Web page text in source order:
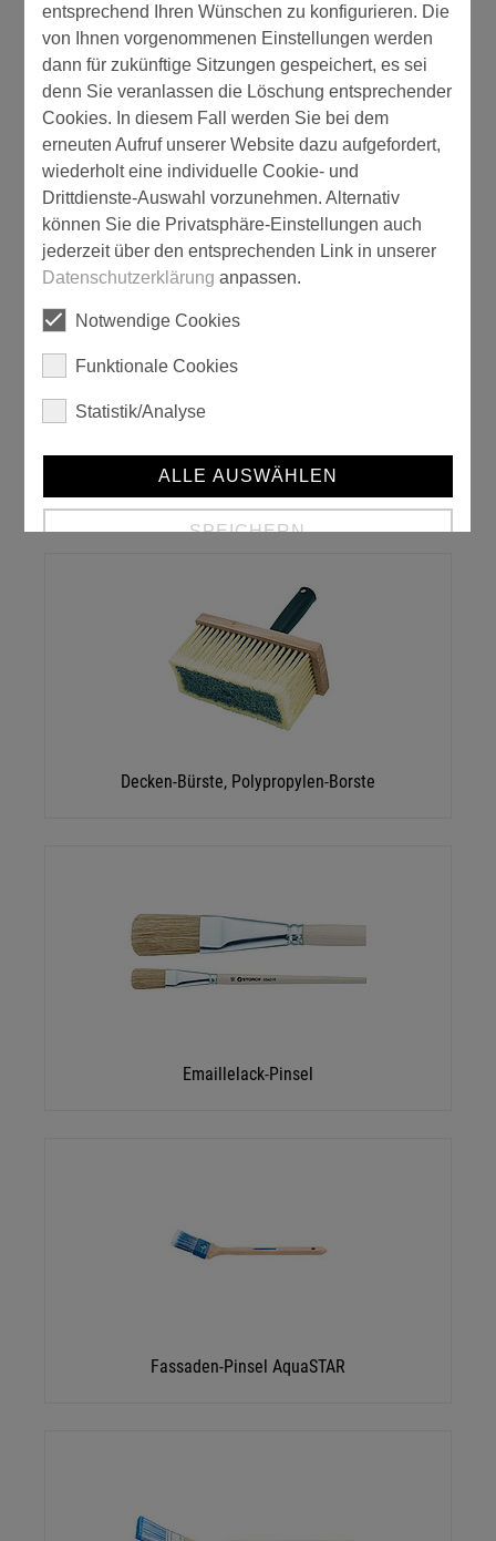
Decken-Bürste
Decken-Bürste, "Silverpren"-Borste
Decken-Bürste, Polypropylen-Borste
Emaillelack-Pinsel
Fassaden-Pinsel AquaSTAR
entsprechend Ihren Wünschen zu konfigurieren. Die
von Ihnen vorgenommenen Einstellungen werden
dann für zukünftige Sitzungen gespeichert, es sei
denn Sie veranlassen die Löschung entsprechender
Cookies. In diesem Fall werden Sie bei dem
erneuten Aufruf unserer Website dazu aufgefordert,
wiederholt eine individuelle Cookie- und
Drittdienste-Auswahl vorzunehmen. Alternativ
können Sie die Privatsphäre-Einstellungen auch
jederzeit über den entsprechenden Link in unserer
Datenschutzerklärung anpassen.
Notwendige Cookies
Funktionale Cookies
Statistik/Analyse
ALLE AUSWÄHLEN
SPEICHERN
Impressum|Datenschutz